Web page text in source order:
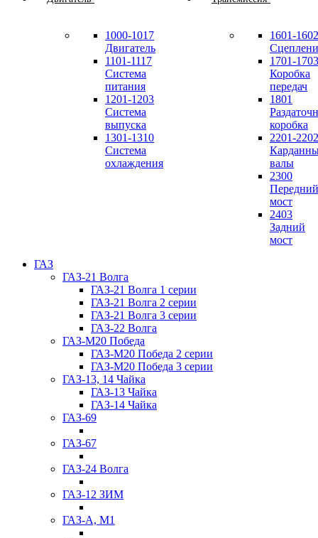
1000-1017
Двигатель
1101-1117
Система
питания
1201-1203
Система
выпуска
1301-1310
Система
охлаждения
1601-1602
1701-1703
Коробка
передач
1801
коробка
2201-2202
валы
2300
Передний
мост
2403
Задний
мост
ГАЗ
ГАЗ-21 Волга
ГАЗ-21 Волга 1 серии
ГАЗ-21 Волга 2 серии
ГАЗ-21 Волга 3 серии
ГАЗ-22 Волга
ГАЗ-М20 Победа
ГАЗ-М20 Победа 2 серии
ГАЗ-М20 Победа 3 серии
ГАЗ-13, 14 Чайка
ГАЗ-13 Чайка
ГАЗ-14 Чайка
ГАЗ-69
ГАЗ-67
ГАЗ-24 Волга
ГАЗ-12 ЗИМ
ГАЗ-А, М1